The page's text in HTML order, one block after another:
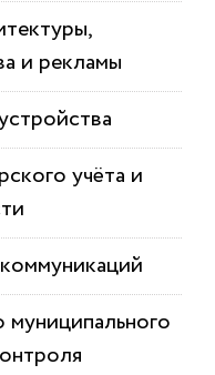
и рекламы
учёта и
муниципального